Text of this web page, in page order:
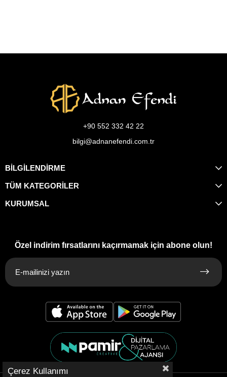
+90 552 332 42 22
bilgi@adnanefendi.com.tr
BİLGİLENDİRME
TÜM KATEGORİLER
KURUMSAL
Özel indirim fırsatlarını kaçırmamak için abone olun!
Çerez Kullanımı